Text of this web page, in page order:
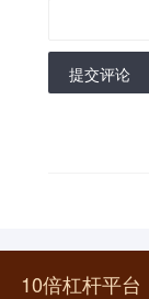
提交评论
10倍杠杆平台